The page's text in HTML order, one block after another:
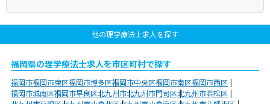
他の理学療法士求人を探す
福岡県の理学療法士求人を市区町村で探す
福岡市福岡市東区福岡市博多区福岡市中央区福岡市南区福岡市西区
福岡市城南区福岡市早良区北九州市北九州市門司区北九州市若松区